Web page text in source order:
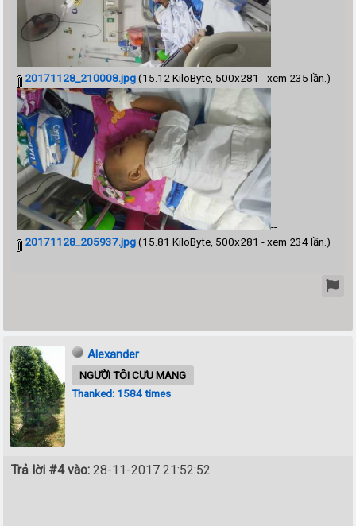
--
20171128_210008.jpg(15.12 KiloByte, 500x281 - xem 235 lần.)
--
20171128_205937.jpg(15.81 KiloByte, 500x281 - xem 234 lần.)
Alexander
NGƯỜI TÔI CƯU MANG
Thanked: 1584 times
Trả lời #4 vào: 28-11-2017 21:52:52